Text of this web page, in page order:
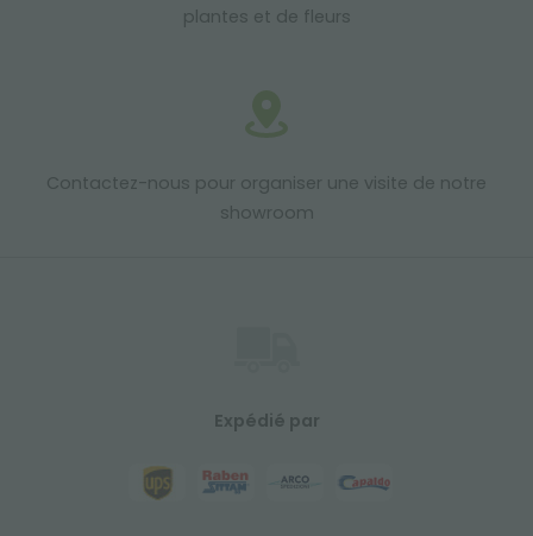
plantes et de fleurs
Contactez-nous pour organiser une visite de notre
showroom
Expédié par